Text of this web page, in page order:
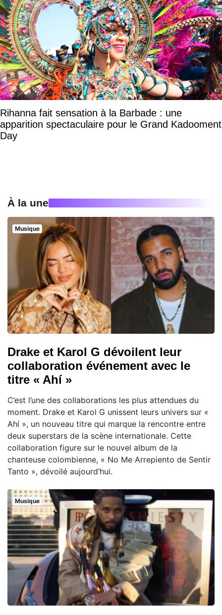
Rihanna fait sensation à la Barbade : une
apparition spectaculaire pour le Grand Kadooment
Day
À la une
Musique
Drake et Karol G dévoilent leur
collaboration événement avec le
titre « Ahí »
C’est l’une des collaborations les plus attendues du
moment. Drake et Karol G unissent leurs univers sur «
Ahí », un nouveau titre qui marque la rencontre entre
deux superstars de la scène internationale. Cette
collaboration figure sur le nouvel album de la
chanteuse colombienne, « No Me Arrepiento de Sentir
Tanto », dévoilé aujourd’hui.
Musique